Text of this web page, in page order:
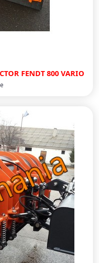
FENDT 800 VARIO